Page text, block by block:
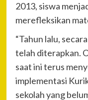
2013, siswa
merefleksikan
“Tahun lalu,
telah diterapkan.
saat ini terus
implementasi
sekolah yang